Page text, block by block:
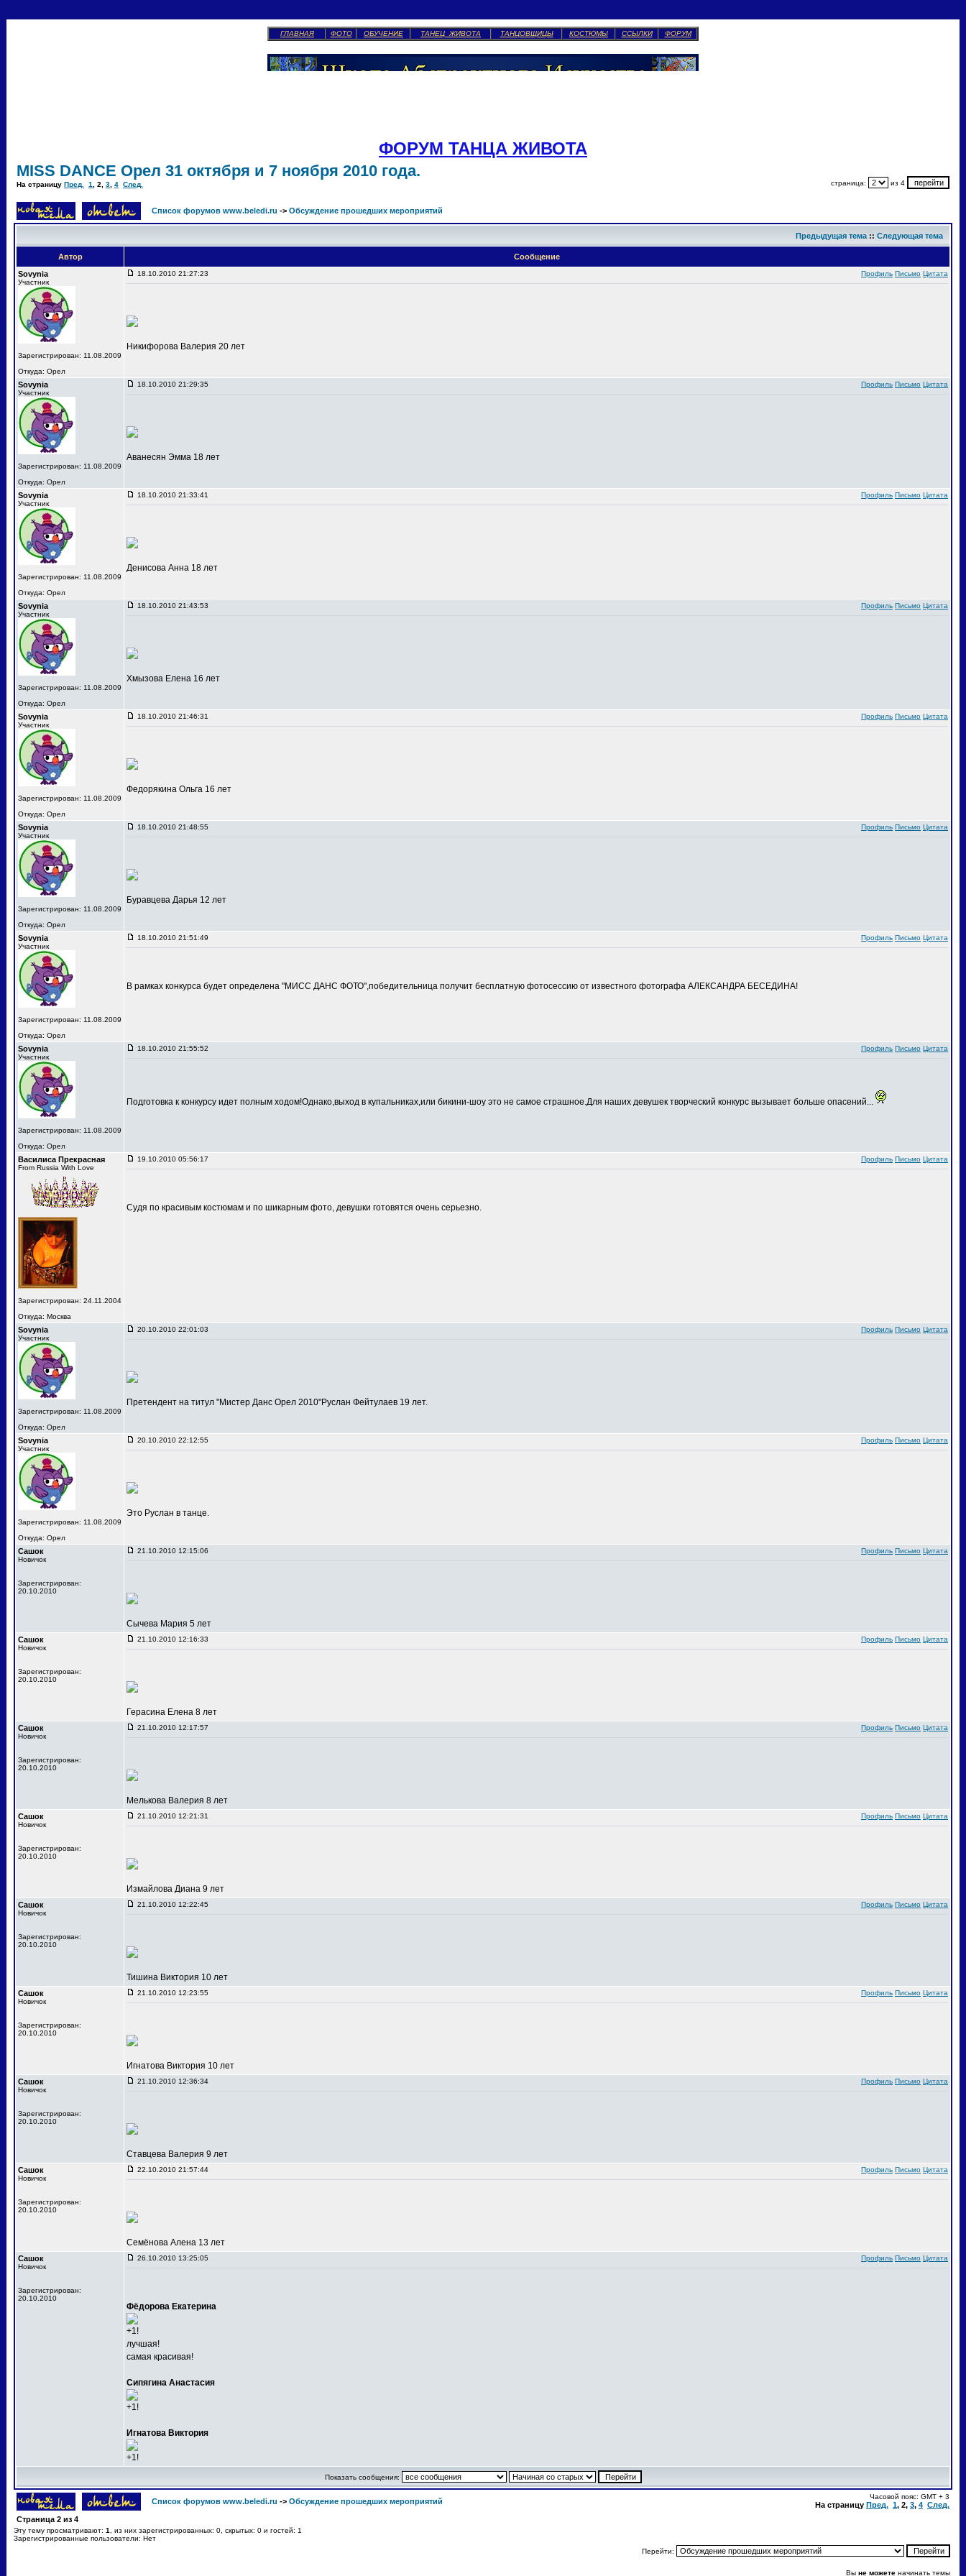
ГЛАВНАЯ ФОТО ОБУЧЕНИЕ ТАНЕЦ ЖИВОТА ТАНЦОВЩИЦЫ КОСТЮМЫ ССЫЛКИ ФОРУМ
ФОРУМ ТАНЦА ЖИВОТА
MISS DANCE Орел 31 октября и 7 ноября 2010 года.
На страницу Пред. 1 2 3 4 След. страница: из 4
Список форумов www.beledi.ru -> Обсуждение прошедших мероприятий
Предыдущая тема :: Следующая тема
Автор
Сообщение
Sovynia
Участник
Зарегистрирован: 11.08.2009
Откуда: Орел
18.10.2010 21:27:23 Профиль Письмо Цитата
Никифорова Валерия 20 лет
Sovynia
Участник
Зарегистрирован: 11.08.2009
Откуда: Орел
18.10.2010 21:29:35 Профиль Письмо Цитата
Аванесян Эмма 18 лет
Sovynia
Участник
Зарегистрирован: 11.08.2009
Откуда: Орел
18.10.2010 21:33:41 Профиль Письмо Цитата
Денисова Анна 18 лет
Sovynia
Участник
Зарегистрирован: 11.08.2009
Откуда: Орел
18.10.2010 21:43:53 Профиль Письмо Цитата
Хмызова Елена 16 лет
Sovynia
Участник
Зарегистрирован: 11.08.2009
Откуда: Орел
18.10.2010 21:46:31 Профиль Письмо Цитата
Федорякина Ольга 16 лет
Sovynia
Участник
Зарегистрирован: 11.08.2009
Откуда: Орел
18.10.2010 21:48:55 Профиль Письмо Цитата
Буравцева Дарья 12 лет
Sovynia
Участник
Зарегистрирован: 11.08.2009
Откуда: Орел
18.10.2010 21:51:49 Профиль Письмо Цитата
В рамках конкурса будет определена "МИСС ДАНС ФОТО",победительница получит бесплатную фотосессию от известного фотографа АЛЕКСАНДРА БЕСЕДИНА!
Sovynia
Участник
Зарегистрирован: 11.08.2009
Откуда: Орел
18.10.2010 21:55:52 Профиль Письмо Цитата
Подготовка к конкурсу идет полным ходом!Однако,выход в купальниках,или бикини-шоу это не самое страшное.Для наших девушек творческий конкурс вызывает больше опасений...
Василиса Прекрасная
From Russia With Love
Зарегистрирован: 24.11.2004
Откуда: Москва
19.10.2010 05:56:17 Профиль Письмо Цитата
Судя по красивым костюмам и по шикарным фото, девушки готовятся очень серьезно.
Sovynia
Участник
Зарегистрирован: 11.08.2009
Откуда: Орел
20.10.2010 22:01:03 Профиль Письмо Цитата
Претендент на титул "Мистер Данс Орел 2010"Руслан Фейтулаев 19 лет.
Sovynia
Участник
Зарегистрирован: 11.08.2009
Откуда: Орел
20.10.2010 22:12:55 Профиль Письмо Цитата
Это Руслан в танце.
Сашок
Новичок
Зарегистрирован:
20.10.2010
21.10.2010 12:15:06 Профиль Письмо Цитата
Сычева Мария 5 лет
Сашок
Новичок
Зарегистрирован:
20.10.2010
21.10.2010 12:16:33 Профиль Письмо Цитата
Герасина Елена 8 лет
Сашок
Новичок
Зарегистрирован:
20.10.2010
21.10.2010 12:17:57 Профиль Письмо Цитата
Мелькова Валерия 8 лет
Сашок
Новичок
Зарегистрирован:
20.10.2010
21.10.2010 12:21:31 Профиль Письмо Цитата
Измайлова Диана 9 лет
Сашок
Новичок
Зарегистрирован:
20.10.2010
21.10.2010 12:22:45 Профиль Письмо Цитата
Тишина Виктория 10 лет
Сашок
Новичок
Зарегистрирован:
20.10.2010
21.10.2010 12:23:55 Профиль Письмо Цитата
Игнатова Виктория 10 лет
Сашок
Новичок
Зарегистрирован:
20.10.2010
21.10.2010 12:36:34 Профиль Письмо Цитата
Ставцева Валерия 9 лет
Сашок
Новичок
Зарегистрирован:
20.10.2010
22.10.2010 21:57:44 Профиль Письмо Цитата
Семёнова Алена 13 лет
Сашок
Новичок
Зарегистрирован:
20.10.2010
26.10.2010 13:25:05 Профиль Письмо Цитата
Фёдорова Екатерина
+1!
лучшая!
самая красивая!
Сипягина Анастасия
+1!
Игнатова Виктория
+1!
Показать сообщения:
Список форумов www.beledi.ru -> Обсуждение прошедших мероприятий
Часовой пояс: GMT + 3
На страницу Пред. 1, 2, 3, 4 След.
Страница 2 из 4
Эту тему просматривают: 1
, из них зарегистрированных: 0, скрытых: 0 и гостей: 1
Зарегистрированные пользователи: Нет
Перейти:
Вы не можете начинать темы